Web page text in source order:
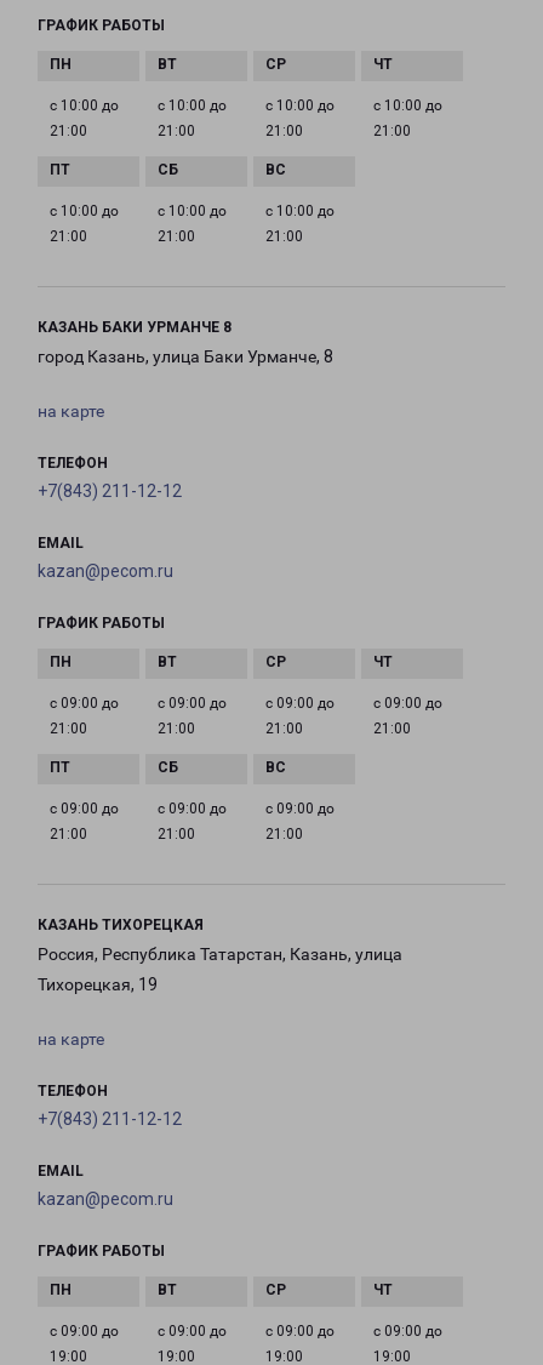
ГРАФИК РАБОТЫ
с 10:00 до
21:00
с 10:00 до
21:00
с 10:00 до
21:00
с 10:00 до
21:00
с 10:00 до
21:00
с 10:00 до
21:00
с 10:00 до
21:00
КАЗАНЬ БАКИ УРМАНЧЕ 8
город Казань, улица Баки Урманче, 8
на карте
ТЕЛЕФОН
+7(843) 211-12-12
EMAIL
kazan@pecom.ru
ГРАФИК РАБОТЫ
с 09:00 до
21:00
с 09:00 до
21:00
с 09:00 до
21:00
с 09:00 до
21:00
с 09:00 до
21:00
с 09:00 до
21:00
с 09:00 до
21:00
КАЗАНЬ ТИХОРЕЦКАЯ
Россия, Республика Татарстан, Казань, улица
Тихорецкая, 19
на карте
ТЕЛЕФОН
+7(843) 211-12-12
EMAIL
kazan@pecom.ru
ГРАФИК РАБОТЫ
с 09:00 до
19:00
с 09:00 до
19:00
с 09:00 до
19:00
с 09:00 до
19:00